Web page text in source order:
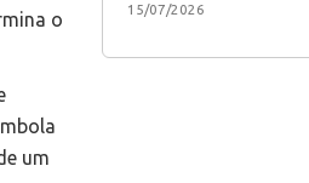
o
um
15/07/2026